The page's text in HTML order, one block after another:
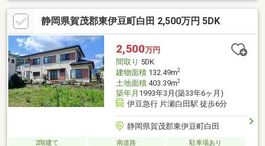
静岡県賀茂郡東伊豆町白田 2,500万円 5DK
2,500万円
間取り 5DK
建物面積132.49m2
土地面積403.39m2
築年月 1993年3月(築33年6ヶ月)
伊豆急行 片瀬白田駅 徒歩6分
静岡県賀茂郡東伊豆町白田
2階建て 南道路
駐車場あり